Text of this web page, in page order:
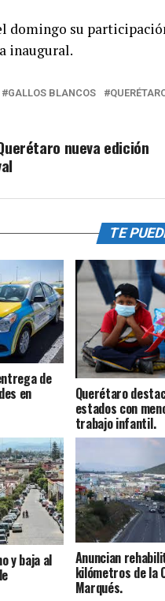
domingo su
inaugural.
GALLOS BLANCOS
nueva edición
TE
de
en Querétaro
estados con
trabajo infantil.
y baja al Anuncian
kilómetros de la
Marqués.